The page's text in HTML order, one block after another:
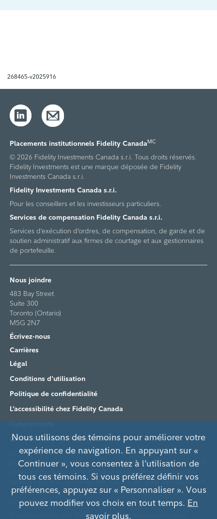
268465-v2025916
Placements institutionnels Fidelity CanadaMC
© 2026 Fidelity Investments Canada s.r.i. Tous droits réservés.
Fidelity Investments est une marque déposée de Fidelity
Investments Canada s.r.i.
Fidelity Investments Canada s.r.i.
Pour les conseillers et les investisseurs particuliers.
Services de compensation Fidelity Canada s.r.i.
Services d’exécution d’ordres, de compensation, de garde et de
soutien administratif aux firmes de courtage et aux gestionnaires
de portefeuille.
Nous joindre
483 Bay Street
Suite 300
Toronto (Ontario)
M5G 2N7
Écrivez-nous
Carrières
Légal
Conditions d'utilisation
Politique de confidentialité
L’accessibilité chez Fidelity Canada
Cybersécurité
La durabilité chez Fidelity Canada
Le contenu de ce site n’est fourni qu'à titre d'information. Il ne
procure aucun conseil ni aucune recommandation de placement
et ne constitue pas une sollicitation ni une offre d'achat ou de
vente de produit, quelle qu'elle soit. Ce site a été expressément
conçu pour les investisseurs institutionnels au Canada et
l'information qui y figure ne s'adresse qu'à ces derniers.
En utilisant notre site Web ou en ouvrant une session, vous
Nous utilisons des témoins pour améliorer votre
expérience de navigation. En appuyant sur «
Continuer », vous consentez à l’utilisation de
tous ces témoins. Si vous préférez définir vos
préférences, appuyez sur « Personnaliser ». Vous
pouvez modifier vos choix en tout temps. En
savoir plus.